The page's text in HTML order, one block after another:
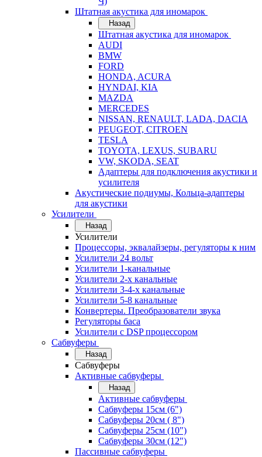
Штатная акустика для иномарок
Назад
Штатная акустика для иномарок
AUDI
BMW
FORD
HONDA, ACURA
HYNDAI, KIA
MAZDA
MERCEDES
NISSAN, RENAULT, LADA, DACIA
PEUGEOT, CITROEN
TESLA
TOYOTA, LEXUS, SUBARU
VW, SKODA, SEAT
Адаптеры для подключения акустики и
усилителя
Акустические подиумы, Кольца-адаптеры
для акустики
Усилители
Назад
Усилители
Процессоры, эквалайзеры, регуляторы к ним
Усилители 24 вольт
Усилители 1-канальные
Усилители 2-х канальные
Усилители 3-4-х канальные
Усилители 5-8 канальные
Конвертеры. Преобразователи звука
Регуляторы баса
Усилители с DSP процессором
Сабвуферы
Назад
Сабвуферы
Активные сабвуферы
Назад
Активные сабвуферы
Сабвуферы 15см (6")
Сабвуферы 20см ( 8")
Сабвуферы 25см (10")
Сабвуферы 30см (12")
Пассивные сабвуферы